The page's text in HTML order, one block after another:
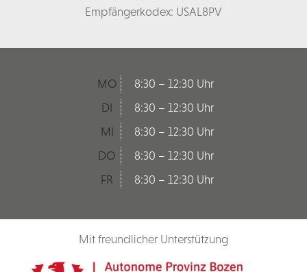
Empfängerkodex: USAL8PV
MO
8:30 – 12:30 Uhr
DI
8:30 – 12:30 Uhr
MI
8:30 – 12:30 Uhr
DO
8:30 – 12:30 Uhr
FR
8:30 – 12:30 Uhr
Mit freundlicher Unterstützung